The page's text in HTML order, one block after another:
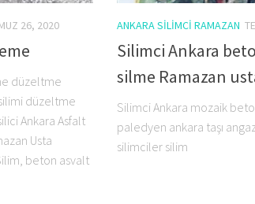
26, 2020
düzeltme
düzeltme
Ankara Asfalt
Usta
beton asvalt
ANKARA SILIMCI RAMAZAN
Silimci Ankara
silme Ramazan
Silimci Ankara mozaik
paledyen ankara taşı
silimciler silim